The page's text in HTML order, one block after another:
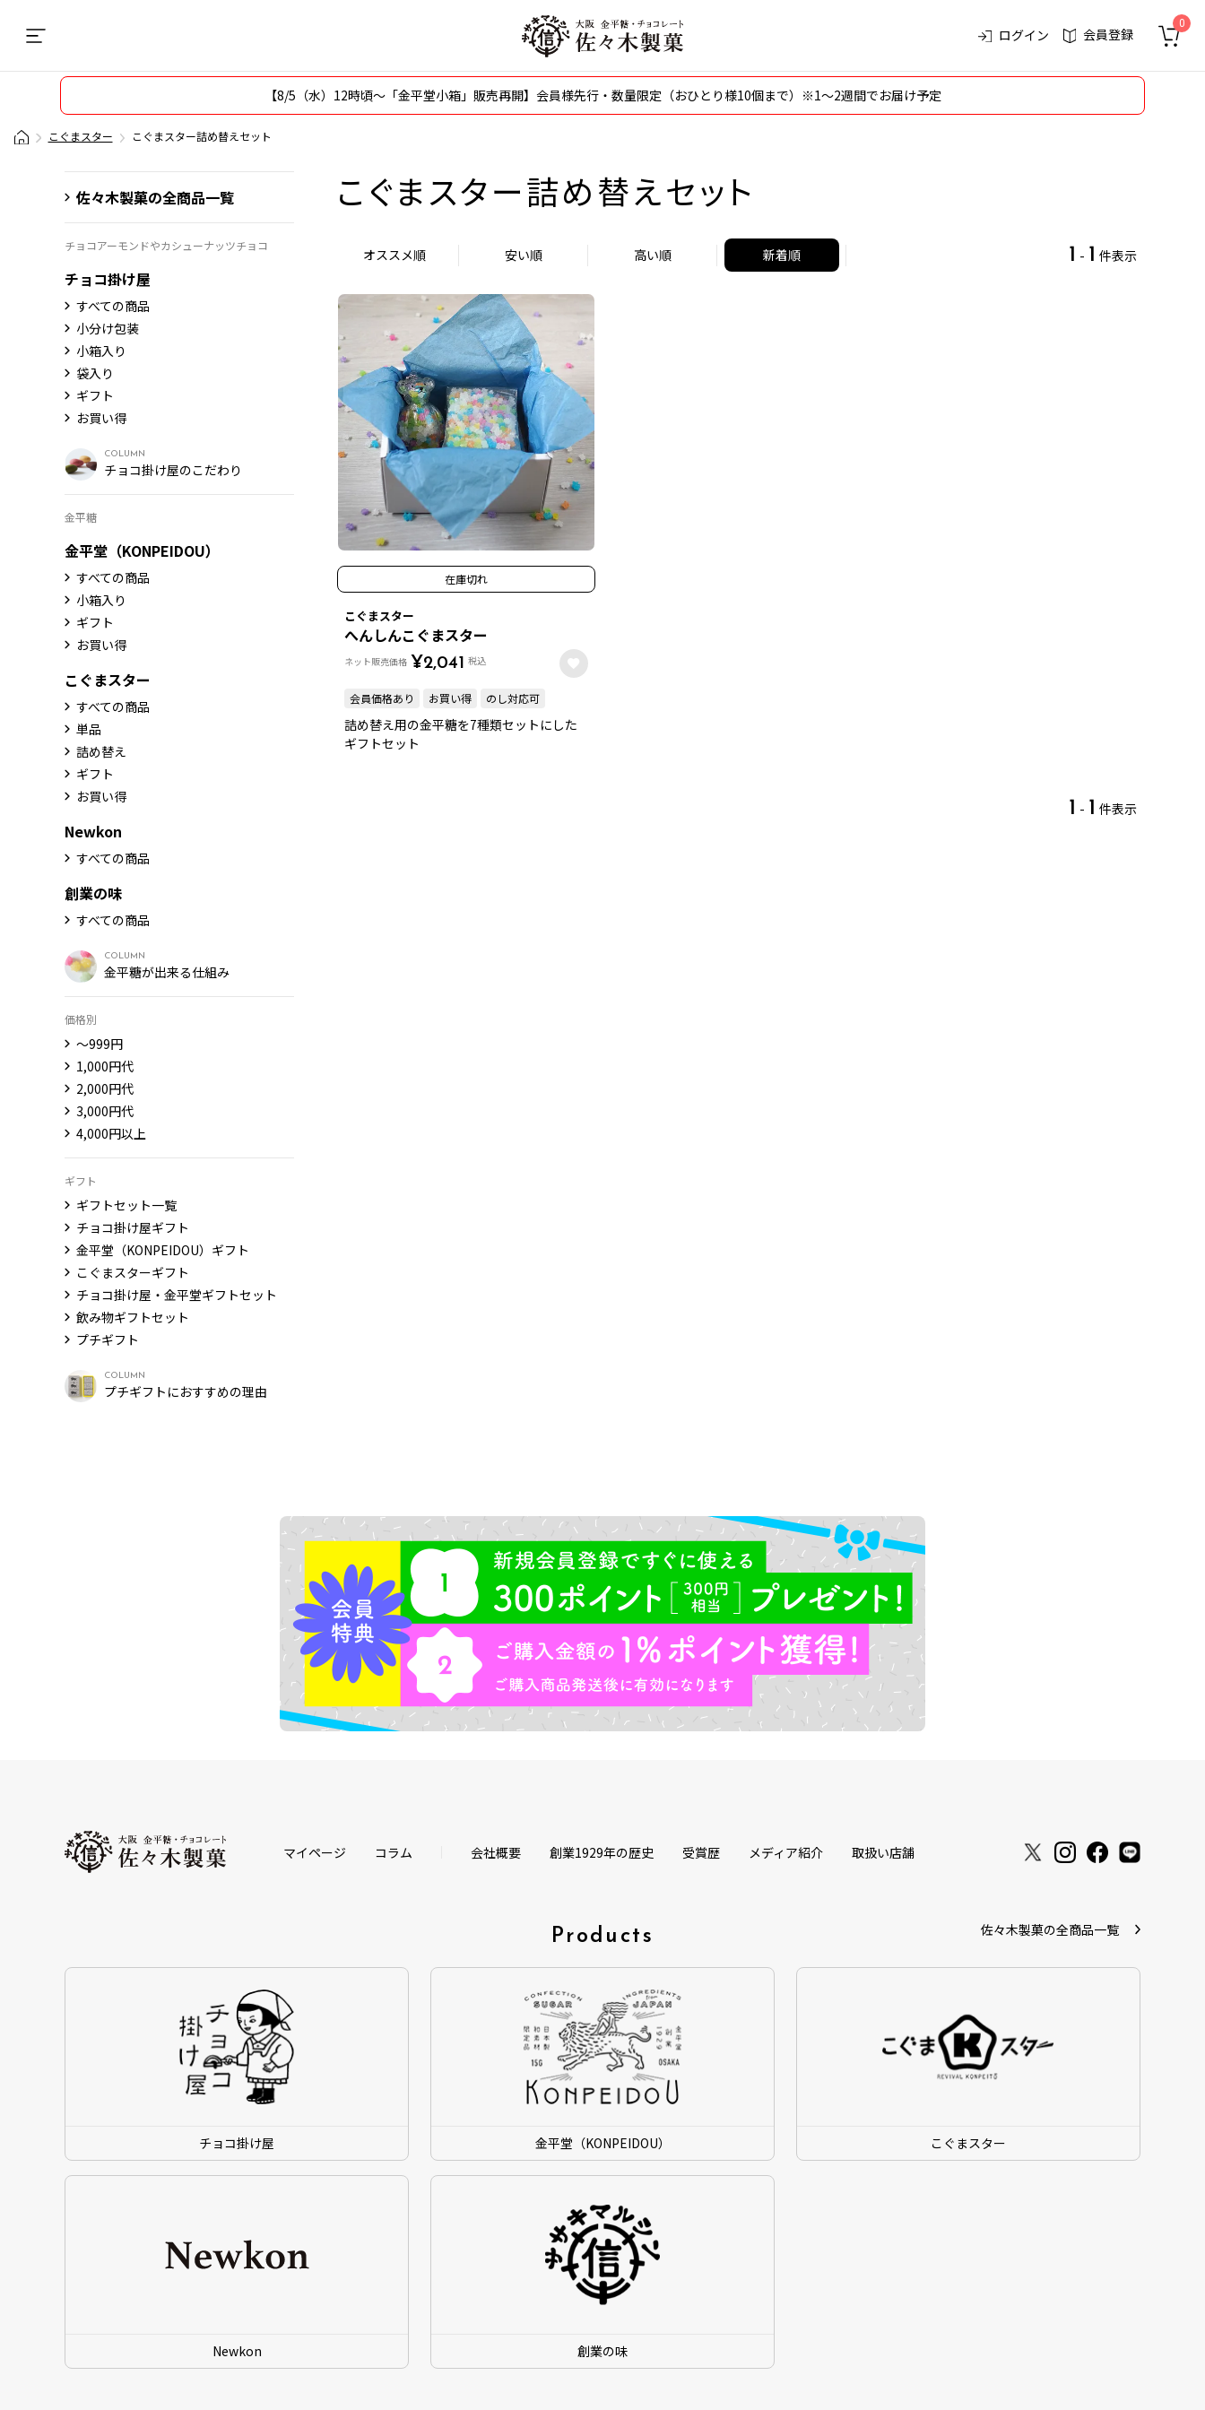
0
会員登録
ログイン
【8/5（水）12時頃〜「金平堂小箱」販売再開】会員様先行・数量限定（おひとり様10個まで）※1～2週間でお届け予定
こぐまスター こぐまスター詰め替えセット
こぐまスター詰め替えセット
オススメ順 安い順 高い順 新着順 1 - 1 件表示
在庫切れ
こぐまスター
へんしんこぐまスター
ネット販売価格 ¥2,041 税込
会員価格あり お買い得 のし対応可
詰め替え用の金平糖を7種類セットにした
ギフトセット
1 - 1 件表示
佐々木製菓の全商品一覧
チョコアーモンドやカシューナッツチョコ
チョコ掛け屋
すべての商品
小分け包装
小箱入り
袋入り
ギフト
お買い得
COLUMN
チョコ掛け屋のこだわり
金平糖
金平堂（KONPEIDOU）
すべての商品
小箱入り
ギフト
お買い得
こぐまスター
すべての商品
単品
詰め替え
ギフト
お買い得
Newkon
すべての商品
創業の味
すべての商品
COLUMN
金平糖が出来る仕組み
価格別
〜999円
1,000円代
2,000円代
3,000円代
4,000円以上
ギフト
ギフトセット一覧
チョコ掛け屋ギフト
金平堂（KONPEIDOU）ギフト
こぐまスターギフト
チョコ掛け屋・金平堂ギフトセット
飲み物ギフトセット
プチギフト
COLUMN
プチギフトにおすすめの理由
マイページ コラム 会社概要 創業1929年の歴史 受賞歴 メディア紹介 取扱い店舗
Products 佐々木製菓の全商品一覧
チョコ掛け屋 金平堂（KONPEIDOU） こぐまスター
Newkon 創業の味